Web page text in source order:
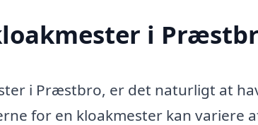
i
i Præstbro, er det naturligt at
for en kloakmester kan variere